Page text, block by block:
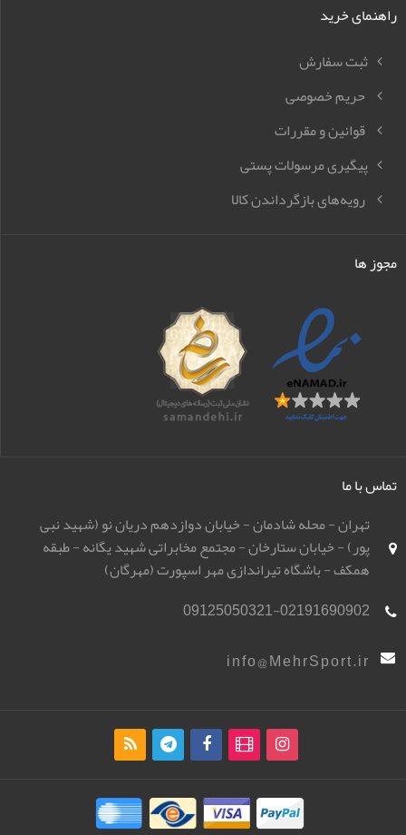
راهنمای خرید
ثبت سفارش
حریم خصوصی
قوانین و مقررات
پیگیری مرسولات پستی
رویه‌های بازگرداندن کالا
مجوز ها
تماس با ما
تهران - محله شادمان - خیابان دوازدهم دریان نو (شهید نبی
پور) - خیابان ستارخان - مجتمع مخابراتی شهید یگانه - طبقه
همکف - باشگاه تیراندازی مهر اسپورت (مهرگان)
09125050321-02191690902
info@MehrSport.ir